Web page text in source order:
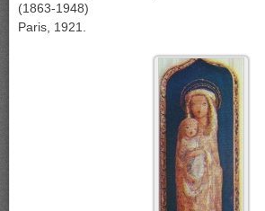
(1863-1948)
Paris, 1921.